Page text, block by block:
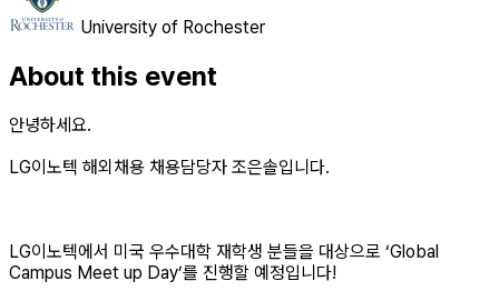
University of Rochester
About this event
안녕하세요.
LG이노텍 해외채용 채용담당자 조은솔입니다.
LG이노텍에서 미국 우수대학 재학생 분들을 대상으로 ‘Global
Campus Meet up Day’를 진행할 예정입니다!